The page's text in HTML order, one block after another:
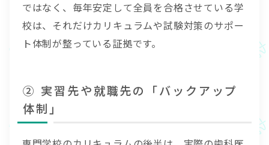
ではなく、毎年安定して全員を合格させている学
校は、それだけカリキュラムや試験対策のサポー
ト体制が整っている証拠です。
② 実習先や就職先の「バックアップ
体制」